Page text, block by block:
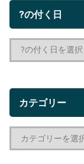
?の付く日
カテゴリー